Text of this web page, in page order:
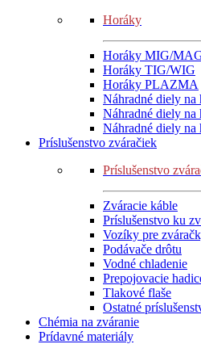
Horáky
Horáky MIG/
Horáky TIG/WIG
Horáky PLAZMA
Náhradné diely
Náhradné diely
Náhradné diely
Príslušenstvo zváračiek
Príslušenstvo
Zváracie káble
Príslušenstvo ku
Vozíky pre
Podávače drôtu
Vodné chladenie
Prepojovacie
Tlakové flaše
Ostatné
Chémia na zváranie
Prídavné materiály